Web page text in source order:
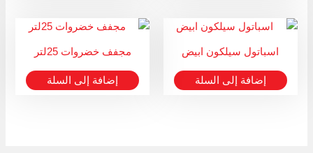
اسباتول سيلكون ابيض
إضافة إلى السلة
مجفف خضروات 25لتر
إضافة إلى السلة